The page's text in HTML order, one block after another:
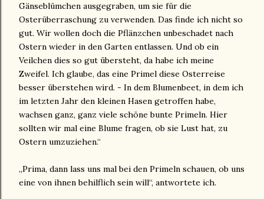
Gänseblümchen ausgegraben, um sie für die
Osterüberraschung zu verwenden. Das finde ich nicht so
gut. Wir wollen doch die Pflänzchen unbeschadet nach
Ostern wieder in den Garten entlassen. Und ob ein
Veilchen dies so gut übersteht, da habe ich meine
Zweifel. Ich glaube, das eine Primel diese Osterreise
besser überstehen wird. - In dem Blumenbeet, in dem ich
im letzten Jahr den kleinen Hasen getroffen habe,
wachsen ganz, ganz viele schöne bunte Primeln. Hier
sollten wir mal eine Blume fragen, ob sie Lust hat, zu
Ostern umzuziehen.“
„Prima, dann lass uns mal bei den Primeln schauen, ob uns
eine von ihnen behilflich sein will“, antwortete ich.